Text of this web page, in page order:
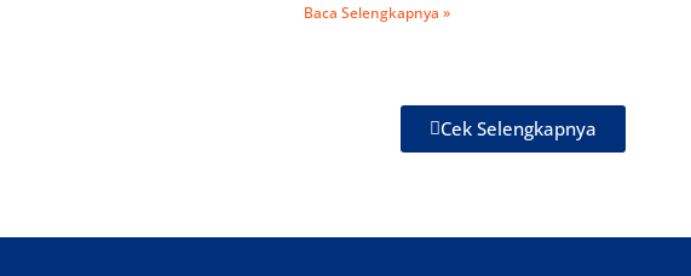
Baca Selengkapnya »
Cek Selengkapnya